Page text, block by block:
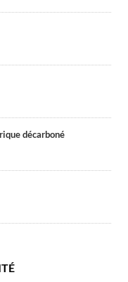
décarboné